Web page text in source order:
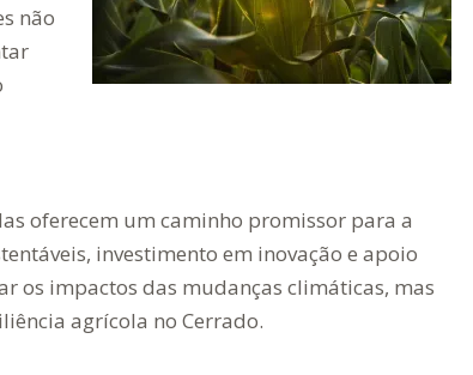
não
oferecem um caminho promissor para a
investimento em inovação e apoio
os impactos das mudanças climáticas, mas
agrícola no Cerrado.